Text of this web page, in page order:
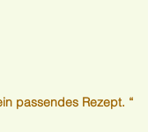
passendes Rezept. “